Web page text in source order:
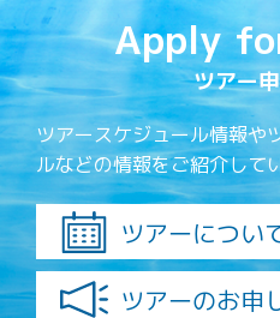
Apply
ツアー
ツアースケジュール情報や
ルなどの情報をご紹介して
ツアーについ
ツアーのお申